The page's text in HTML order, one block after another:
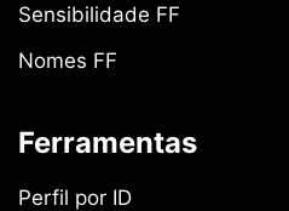
Sensibilidade FF
Nomes FF
Ferramentas
Perfil por ID